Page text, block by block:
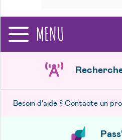
MENU
Besoin d'aide ? Contacte un